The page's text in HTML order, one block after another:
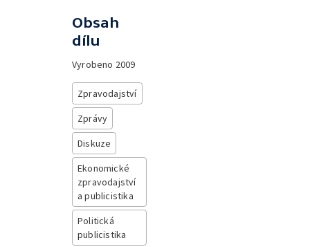
Obsah
dílu
Vyrobeno 2009
Zpravodajství
Zprávy
Diskuze
Ekonomické
zpravodajství
a publicistika
Politická
publicistika